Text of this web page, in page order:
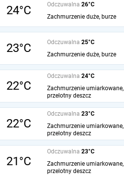
24°C Odczuwalna 26°C
Zachmurzenie duże, burze
23°C Odczuwalna 25°C
Zachmurzenie duże, burze
22°C
Odczuwalna 24°C
Zachmurzenie umiarkowane,
przelotny deszcz
22°C
Odczuwalna 23°C
Zachmurzenie umiarkowane,
przelotny deszcz
21°C
Odczuwalna 23°C
Zachmurzenie umiarkowane,
przelotny deszcz